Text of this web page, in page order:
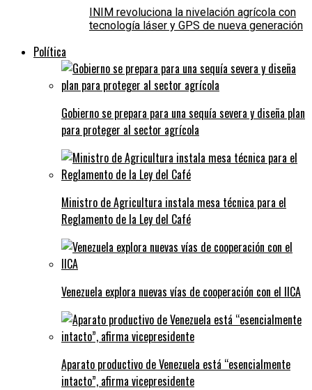
INIM revoluciona la nivelación agrícola con
tecnología láser y GPS de nueva generación
Política
Gobierno se prepara para una sequía severa y diseña plan
para proteger al sector agrícola
Ministro de Agricultura instala mesa técnica para el
Reglamento de la Ley del Café
Venezuela explora nuevas vías de cooperación con el IICA
Aparato productivo de Venezuela está “esencialmente
intacto”, afirma vicepresidente